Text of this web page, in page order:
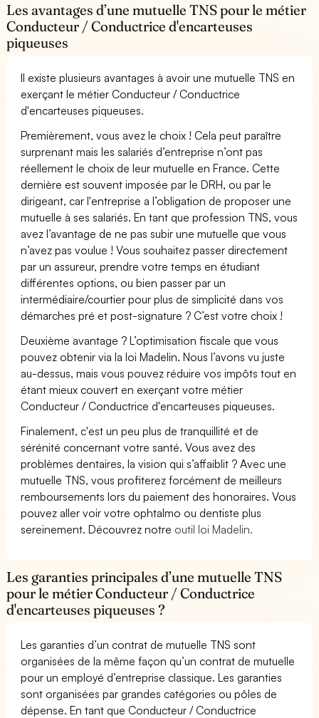
Les avantages d’une mutuelle TNS pour le métier
Conducteur / Conductrice d'encarteuses
piqueuses
Il existe plusieurs avantages à avoir une mutuelle TNS en
exerçant le métier Conducteur / Conductrice
d'encarteuses piqueuses.
Premièrement, vous avez le choix ! Cela peut paraître
surprenant mais les salariés d’entreprise n’ont pas
réellement le choix de leur mutuelle en France. Cette
dernière est souvent imposée par le DRH, ou par le
dirigeant, car l'entreprise a l’obligation de proposer une
mutuelle à ses salariés. En tant que profession TNS, vous
avez l’avantage de ne pas subir une mutuelle que vous
n’avez pas voulue ! Vous souhaitez passer directement
par un assureur, prendre votre temps en étudiant
différentes options, ou bien passer par un
intermédiaire/courtier pour plus de simplicité dans vos
démarches pré et post-signature ? C’est votre choix !
Deuxième avantage ? L’optimisation fiscale que vous
pouvez obtenir via la loi Madelin. Nous l’avons vu juste
au-dessus, mais vous pouvez réduire vos impôts tout en
étant mieux couvert en exerçant votre métier
Conducteur / Conductrice d'encarteuses piqueuses.
Finalement, c'est un peu plus de tranquillité et de
sérénité concernant votre santé. Vous avez des
problèmes dentaires, la vision qui s’affaiblit ? Avec une
mutuelle TNS, vous profiterez forcément de meilleurs
remboursements lors du paiement des honoraires. Vous
pouvez aller voir votre ophtalmo ou dentiste plus
sereinement. Découvrez notre outil loi Madelin.
Les garanties principales d’une mutuelle TNS
pour le métier Conducteur / Conductrice
d'encarteuses piqueuses ?
Les garanties d’un contrat de mutuelle TNS sont
organisées de la même façon qu’un contrat de mutuelle
pour un employé d’entreprise classique. Les garanties
sont organisées par grandes catégories ou pôles de
dépense. En tant que Conducteur / Conductrice